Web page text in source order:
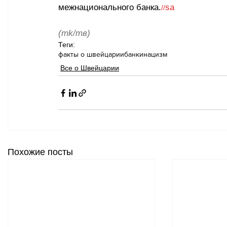
межнационального банка.//sa
(mk/тв)
Теги:
факты о швейцариибанкинацизм
Все о Швейцарии
Похожие посты